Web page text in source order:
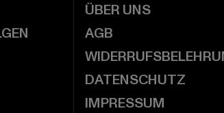
ÜBER UNS
AGB
DATENSCHUTZ
IMPRESSUM